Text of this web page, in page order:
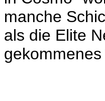
manche
als die Elite